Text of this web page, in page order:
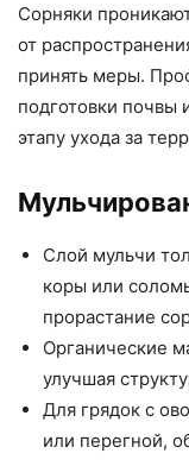
Сорняки
от
принять меры.
подготовки почвы
этапу ухода за
Слой мульчи
коры или
прорастание
Органические
улучшая
Для грядок с
или перегной,